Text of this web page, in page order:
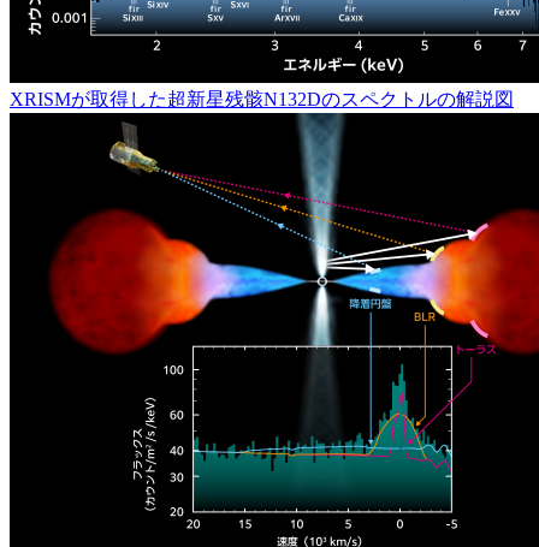
XRISMが取得した超新星残骸N132Dのスペクトルの解説図